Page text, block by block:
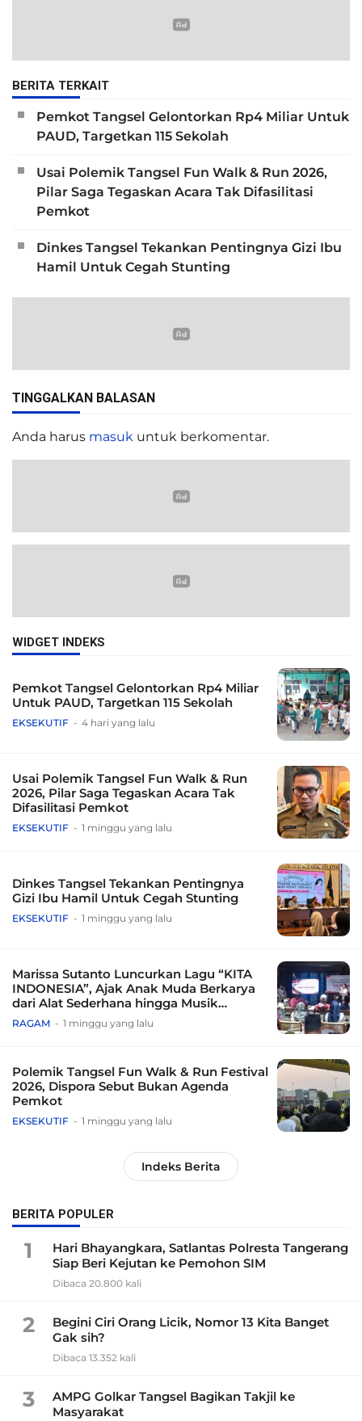
BERITA TERKAIT
Pemkot Tangsel Gelontorkan Rp4 Miliar Untuk
PAUD, Targetkan 115 Sekolah
Usai Polemik Tangsel Fun Walk & Run 2026,
Pilar Saga Tegaskan Acara Tak Difasilitasi
Pemkot
Dinkes Tangsel Tekankan Pentingnya Gizi Ibu
Hamil Untuk Cegah Stunting
TINGGALKAN BALASAN
Anda harus masuk untuk berkomentar.
WIDGET INDEKS
Pemkot Tangsel Gelontorkan Rp4 Miliar
Untuk PAUD, Targetkan 115 Sekolah
EKSEKUTIF 4 hari yang lalu
Usai Polemik Tangsel Fun Walk & Run
2026, Pilar Saga Tegaskan Acara Tak
Difasilitasi Pemkot
EKSEKUTIF 1 minggu yang lalu
Dinkes Tangsel Tekankan Pentingnya
Gizi Ibu Hamil Untuk Cegah Stunting
EKSEKUTIF 1 minggu yang lalu
Marissa Sutanto Luncurkan Lagu “KITA
INDONESIA”, Ajak Anak Muda Berkarya
dari Alat Sederhana hingga Musik
Tradisional
RAGAM 1 minggu yang lalu
Polemik Tangsel Fun Walk & Run Festival
2026, Dispora Sebut Bukan Agenda
Pemkot
EKSEKUTIF 1 minggu yang lalu
Indeks Berita
BERITA POPULER
1
Hari Bhayangkara, Satlantas Polresta Tangerang
Siap Beri Kejutan ke Pemohon SIM
Dibaca 20.800 kali
2
Begini Ciri Orang Licik, Nomor 13 Kita Banget
Gak sih?
Dibaca 13.352 kali
3
AMPG Golkar Tangsel Bagikan Takjil ke
Masyarakat